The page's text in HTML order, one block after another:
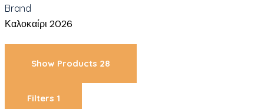
Brand
Καλοκαίρι 2026
Show Products 28
Filters 1